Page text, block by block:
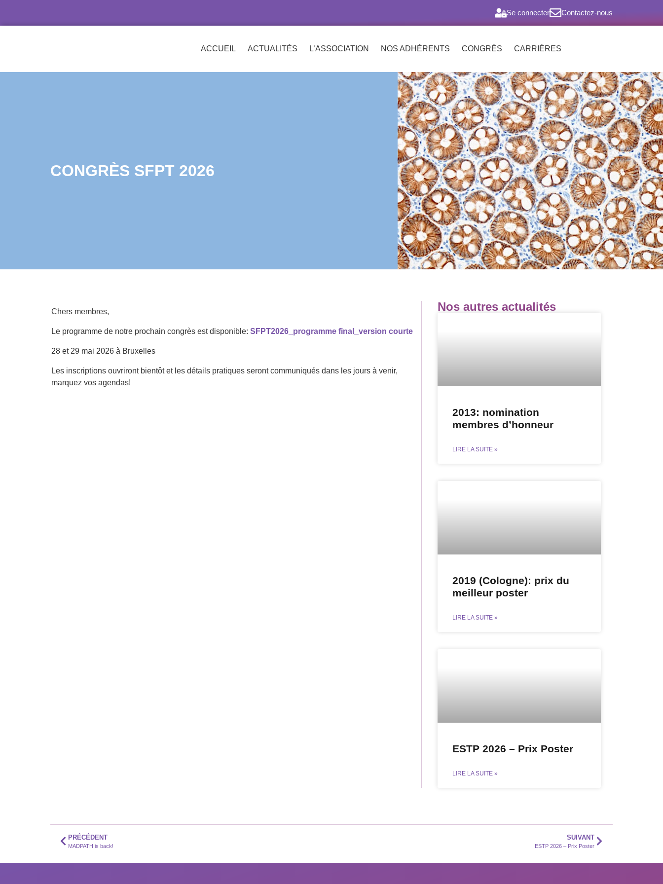
Se connecter Contactez-nous
ACCUEIL ACTUALITÉS L’ASSOCIATION NOS ADHÉRENTS CONGRÈS CARRIÈRES
CONGRÈS SFPT 2026
Nos autres actualités
2013: nomination
membres d’honneur
LIRE LA SUITE »
2019 (Cologne): prix du
meilleur poster
LIRE LA SUITE »
ESTP 2026 – Prix Poster
LIRE LA SUITE »
Chers membres,
Le programme de notre prochain congrès est disponible:SFPT2026_programme final_version courte
28 et 29 mai 2026 à Bruxelles
Les inscriptions ouvriront bientôt et les détails pratiques seront communiqués dans les jours à venir,
marquez vos agendas!
PRÉCÉDENT
MADPATH is back!
SUIVANT
ESTP 2026 – Prix Poster